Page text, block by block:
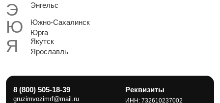
Энгельс
Южно-Сахалинск
Юрга
Якутск
Ярославль
8 (800) 505-18-39
gruzimvozimrf@mail.ru
Реквизиты
ИНН: 732610237002